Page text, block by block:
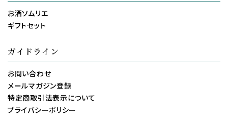
お酒ソムリエ
ギフトセット
ガイドライン
お問い合わせ
メールマガジン登録
特定商取引法表示について
プライバシーポリシー